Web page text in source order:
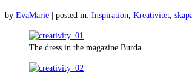
by EvaMarie posted in: Inspiration, Kreativitet,
The dress in the magazine Burda.